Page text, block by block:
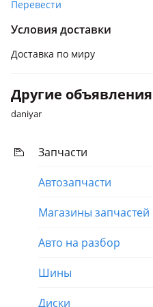
Chery Tiggo 7 Pro Max
2021 - н.в. 1 поколение
Перевести
Условия доставки
Доставка по миру
Другие
daniyar
Запчасти
Автозапчасти
Магазины
Авто на разбор
Шины
Диски